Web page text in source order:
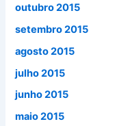
outubro 2015
setembro 2015
agosto 2015
julho 2015
junho 2015
maio 2015